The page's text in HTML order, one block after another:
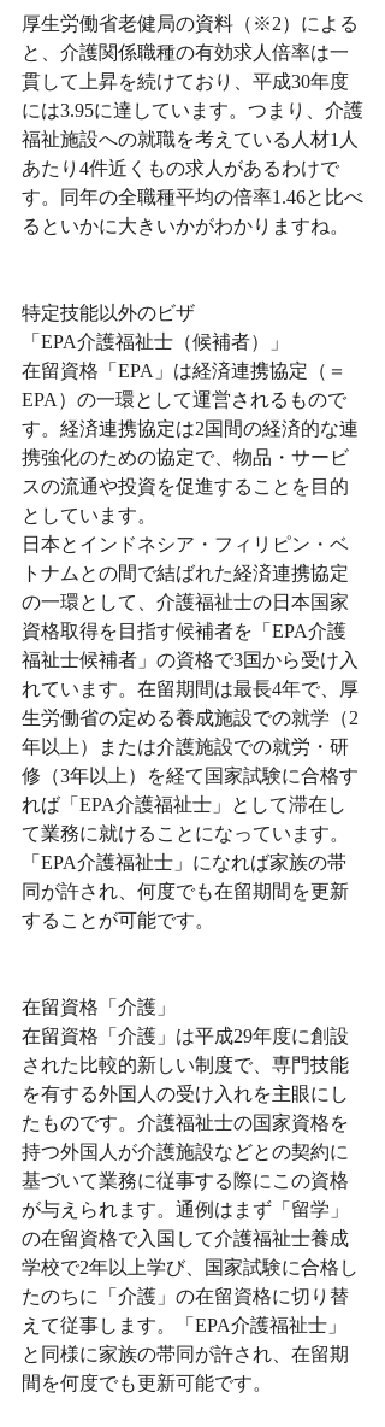
厚生労働省老健局の資料（※2）による
と、介護関係職種の有効求人倍率は一
貫して上昇を続けており、平成30年度
には3.95に達しています。つまり、介護
福祉施設への就職を考えている人材1人
あたり4件近くもの求人があるわけで
す。同年の全職種平均の倍率1.46と比べ
るといかに大きいかがわかりますね。
特定技能以外のビザ
「EPA介護福祉士（候補者）」
在留資格「EPA」は経済連携協定（＝
EPA）の一環として運営されるもので
す。経済連携協定は2国間の経済的な連
携強化のための協定で、物品・サービ
スの流通や投資を促進することを目的
としています。
日本とインドネシア・フィリピン・ベ
トナムとの間で結ばれた経済連携協定
の一環として、介護福祉士の日本国家
資格取得を目指す候補者を「EPA介護
福祉士候補者」の資格で3国から受け入
れています。在留期間は最長4年で、厚
生労働省の定める養成施設での就学（2
年以上）または介護施設での就労・研
修（3年以上）を経て国家試験に合格す
れば「EPA介護福祉士」として滞在し
て業務に就けることになっています。
「EPA介護福祉士」になれば家族の帯
同が許され、何度でも在留期間を更新
することが可能です。
在留資格「介護」
在留資格「介護」は平成29年度に創設
された比較的新しい制度で、専門技能
を有する外国人の受け入れを主眼にし
たものです。介護福祉士の国家資格を
持つ外国人が介護施設などとの契約に
基づいて業務に従事する際にこの資格
が与えられます。通例はまず「留学」
の在留資格で入国して介護福祉士養成
学校で2年以上学び、国家試験に合格し
たのちに「介護」の在留資格に切り替
えて従事します。「EPA介護福祉士」
と同様に家族の帯同が許され、在留期
間を何度でも更新可能です。